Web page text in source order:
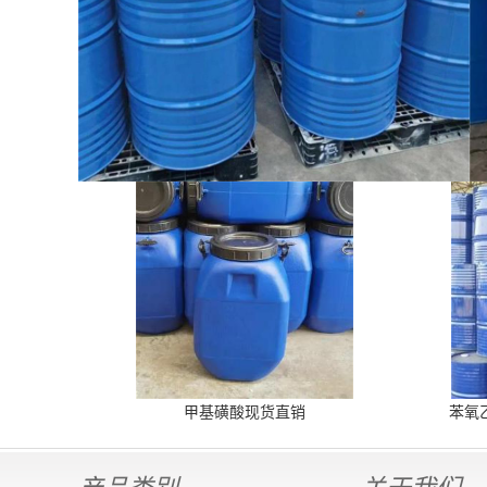
甲基磺酸现货直销 苯氧